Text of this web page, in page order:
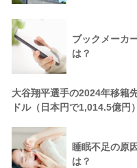
ブックメーカ
は？
大谷翔平選手の2024年移籍
ドル（日本円で1,014.5億円）
睡眠不足の原
は？